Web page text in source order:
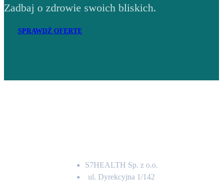
Zadbaj o zdrowie swoich bliskich.
SPRAWDŹ OFERTĘ
S7HEALTH Sp. z o.o.
ul. Dyrekcyjna 1/142